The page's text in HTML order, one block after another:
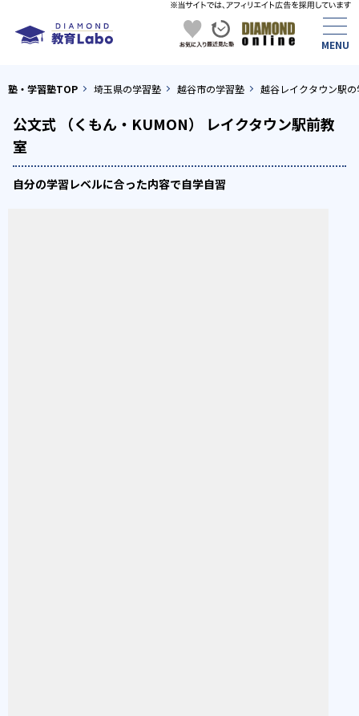
塾・学習塾TOP 埼玉県の学習塾 越谷市の学習塾 越谷レイクタウン駅
公文式 （くもん・KUMON） レイクタウン駅前教
室
自分の学習レベルに合った内容で自学自習